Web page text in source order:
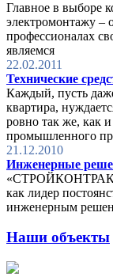
Главное в выборе
электромонтажу –
профессионалах
являемся
22.02.2011
Технические
Каждый, пусть
квартира,
ровно так же, как
промышленного
21.12.2010
Инженерные
«СТРОЙКОНТРАКТ»
как лидер
инженерным
Наши объекты